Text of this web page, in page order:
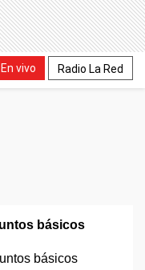
En vivo Radio La Red
básicos